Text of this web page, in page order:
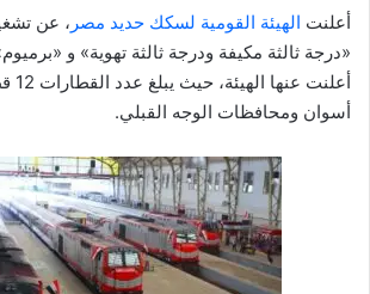
و
ن
ي
ا
أعلنت الهيئة القومية لسكك حديد مصر ، عن
«درجة ثالثة مكيفة ودرجة ثالثة تهوية» و
أسوان ومحافظات الوجه القبلي.